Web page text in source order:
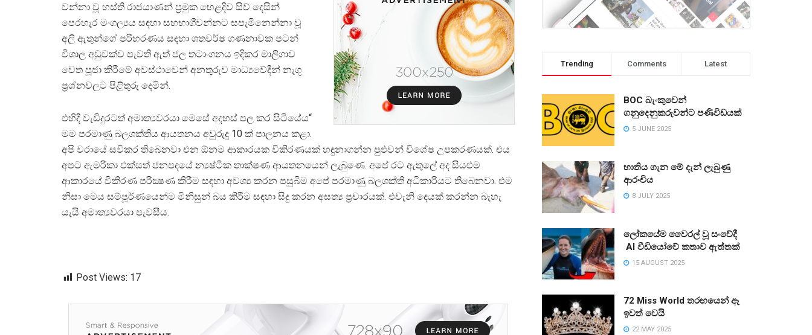
වන්නා වූ හස්ති රාජයාණන් ප‍්‍රමුක හෙළදිව සිව් දෙසින්
පෙරහැර මංගල්‍යය සඳහා සහභාගීවන්නට සපැමිනෙන්නා වූ
අලි ඇතුන්ගේ පරිහරණය සඳහා ශතවර්ෂ ගණනාවක පටන්
විශාල අඩුවක්ව පැවති ඇත් ජල තටාංගනය ඉදිකර මාලිගාව
වෙත පූජා කිරීමේ අවස්ථාවෙන් අනතුරුව මාධ්‍යවේදීන් නැගූ
ප‍්‍රශ්නවලට පිළිතුරු දෙමින්.
එහිදී වැඩිදුරටත් අමාත්‍යවරයා මෙසේ අදහස් පල කර සිටියේය“
මම පරමාණු බලශක්තිය ආයතනය අවුරුදු 10 ක් පාලනය කළා.
අපි වරායේ සවිකර තිබෙනවා එන ඕනම ආකාරයක විකිරණයක් හඳුනාගන්න පුළුවන් විශේෂ උපකරණයක්. එය
අපට ඇමරිකා එක්සත් ජනපදයේ න්‍යෂ්ටික තාක්ෂණ ආයතනයෙන් ලැබුණෙ. අපේ රට ඇතුලේ අද සියළුම
ආකාරයේ විකිරණ පරික්‍ෂණ කිරීම සඳහා අවශ්‍ය කරන පසුබිම අපේ පරමාණු බලශක්ති අධිකාරියට තිබෙනවා. එම
නිසා මෙය සම්පූර්ණයෙන්ම මිනිසුන් බය කිරීම සඳහා සිදු කරන අසත්‍ය ප‍්‍රචාරයක්. එවැනි දෙයක් කරන්න බැහැ
යැයි අමාත්‍යවරයා පැවසීය.
Post Views: 17
Trending Comments Latest
BOC බැංකුවෙන්
ගනුදෙනුකරුවන්ට පණිවිඩයක්
5 JUNE 2025
භාතිය ගැන මේ දැන් ලැබුණු
ආරංචිය
8 JULY 2025
ලෝකයේම වෛරල් වූ සංවේදී
AI වීඩියෝවේ කතාව ඇත්තක්
15 AUGUST 2025
72 Miss World තරඟයෙන් ඈ
ඉවත් වෙයි
22 MAY 2025